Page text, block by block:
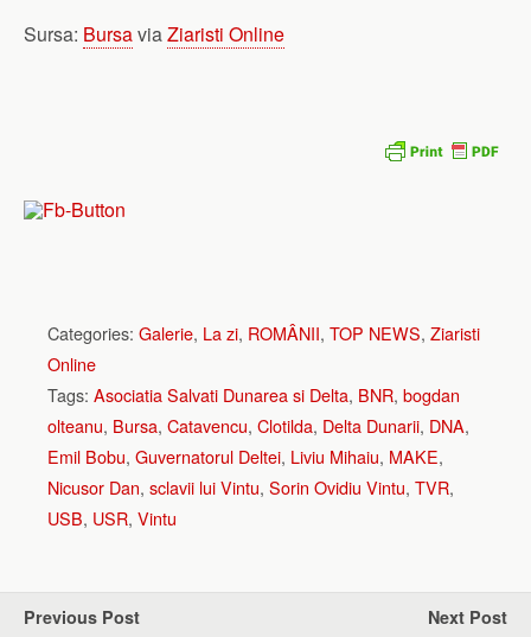
Sursa: BursaviaZiaristi Online
Categories: Galerie, La zi, ROMÂNII, TOP NEWS, Ziaristi
Online
Tags: Asociatia Salvati Dunarea si Delta, BNR, bogdan
olteanu, Bursa, Catavencu, Clotilda, Delta Dunarii, DNA,
Emil Bobu, Guvernatorul Deltei, Liviu Mihaiu, MAKE,
Nicusor Dan, sclavii lui Vintu, Sorin Ovidiu Vintu, TVR,
USB, USR, Vintu
Previous Post Next Post